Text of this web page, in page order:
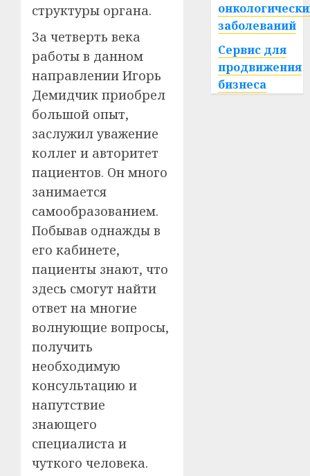
структуры органа.
За четверть века
работы в данном
направлении Игорь
Демидчик приобрел
большой опыт,
заслужил уважение
коллег и авторитет
пациентов. Он много
занимается
самообразованием.
Побывав однажды в
его кабинете,
пациенты знают, что
здесь смогут найти
ответ на многие
волнующие вопросы,
получить
необходимую
консультацию и
напутствие
знающего
специалиста и
чуткого человека.
заболеваний
Сервис для
продвижения
бизнеса